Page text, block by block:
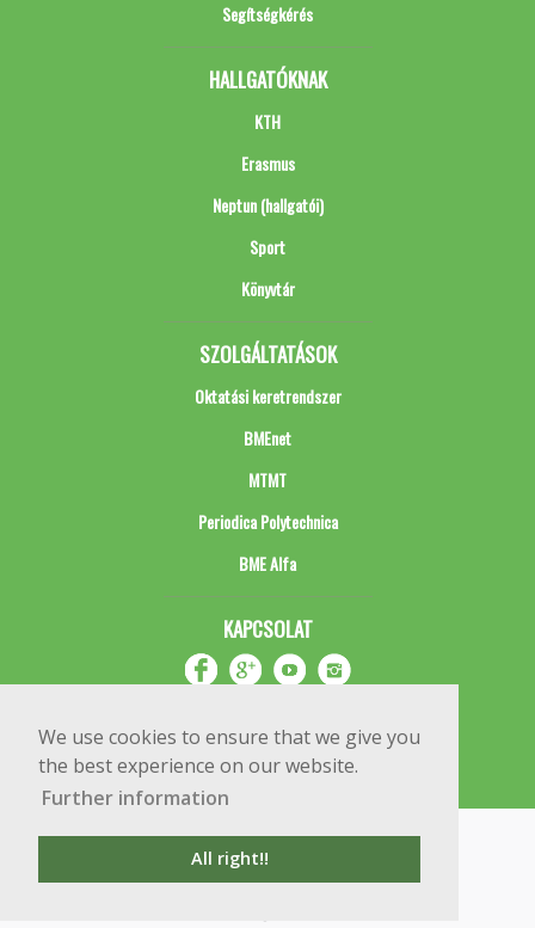
We use cookies to ensure that we give you
the best experience on our website.
Further information
All right!!
Segítségkérés
HALLGATÓKNAK
KTH
Erasmus
Neptun (hallgatói)
Sport
Könyvtár
SZOLGÁLTATÁSOK
Oktatási keretrendszer
BMEnet
MTMT
Periodica Polytechnica
BME Alfa
KAPCSOLAT
Copyright © 2020 BME Építőmérnöki Kar
1111 Budapest, Műegyetem rkp. 3.